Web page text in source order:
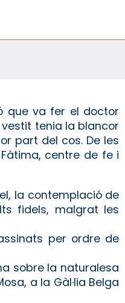
que va fer el doctor
vestit tenia la blancor
part del cos. De les
centre de fe i
la contemplació de
fidels, malgrat les
per ordre de
sobre la naturalesa
a la Gàl·lia Belga